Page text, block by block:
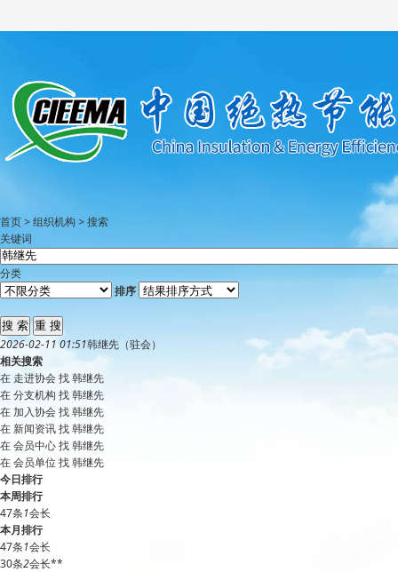
首页 >组织机构 >搜索
关键词
分类
排序
2026-02-11 01:51韩继先 （驻会）
相关搜索
在 走进协会找 韩继先
在分支机构 找 韩继先
在加入协会找 韩继先
在新闻资讯找 韩继先
在会员中心找 韩继先
在会员单位 找 韩继先
今日排行
本周排行
47条1会长
本月排行
47条1会长
30条2会长**